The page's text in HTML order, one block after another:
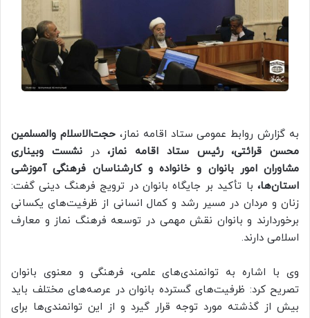
به گزارش روابط عمومی ستاد اقامه نماز،حجت‌الاسلام والمسلمین
محسن قرائتی، رئیس ستاد اقامه نماز،درنشست وبیناری
مشاوران امور بانوان و خانواده و کارشناسان فرهنگی آموزشی
استان‌ها، با تأکید بر جایگاه بانوان در ترویج فرهنگ دینی گفت:
زنان و مردان در مسیر رشد و کمال انسانی از ظرفیت‌های یکسانی
برخوردارند و بانوان نقش مهمی در توسعه فرهنگ نماز و معارف
اسلامی دارند.
وی با اشاره به توانمندی‌های علمی، فرهنگی و معنوی بانوان
تصریح کرد: ظرفیت‌های گسترده بانوان در عرصه‌های مختلف باید
بیش از گذشته مورد توجه قرار گیرد و از این توانمندی‌ها برای